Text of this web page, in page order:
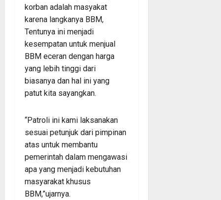
korban adalah masyakat
karena langkanya BBM,
Tentunya ini menjadi
kesempatan untuk menjual
BBM eceran dengan harga
yang lebih tinggi dari
biasanya dan hal ini yang
patut kita sayangkan.
“Patroli ini kami laksanakan
sesuai petunjuk dari pimpinan
atas untuk membantu
pemerintah dalam mengawasi
apa yang menjadi kebutuhan
masyarakat khusus
BBM,”ujarnya.